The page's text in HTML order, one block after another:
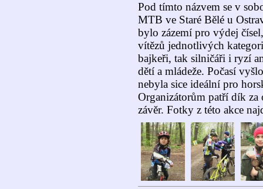
Pod tímto názvem se v
MTB ve Staré Bělé u
bylo zázemí pro výdej
vítězů jednotlivých
bajkeři, tak silničáři i ryzí
dětí a mládeže. Počasí
nebyla sice ideální pro
Organizátorům patří dík za
závěr. Fotky z této akce